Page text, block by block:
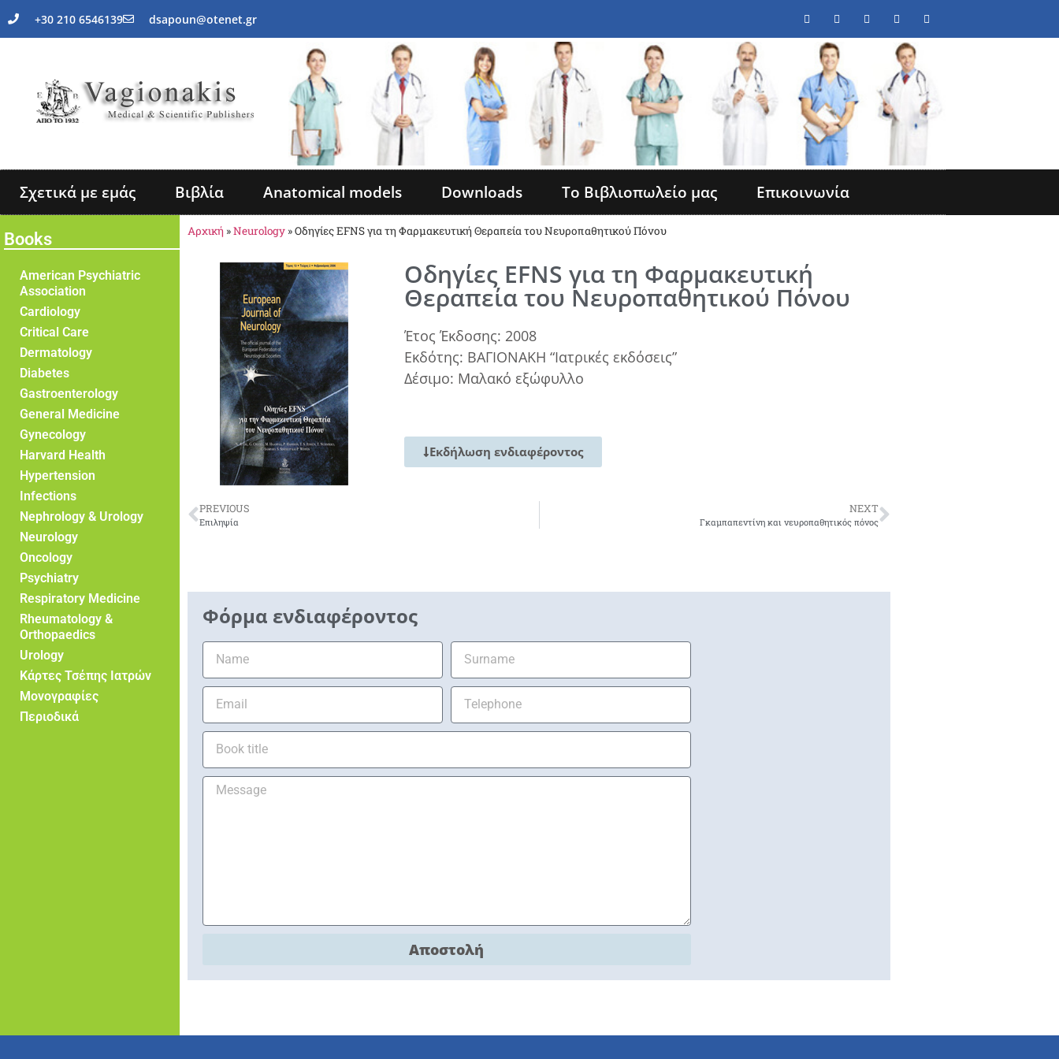
+30 210 6546139 dsapoun@otenet.gr
Σχετικά με εμάς Βιβλία Anatomical models Downloads Το Βιβλιοπωλείο μας Επικοινωνία
Books
American Psychiatric
Association
Cardiology
Critical Care
Dermatology
Diabetes
Gastroenterology
General Medicine
Gynecology
Harvard Health
Hypertension
Infections
Nephrology & Urology
Neurology
Oncology
Psychiatry
Respiratory Medicine
Rheumatology &
Orthopaedics
Urology
Κάρτες Τσέπης Ιατρών
Μονογραφίες
Περιοδικά
Αρχική »Neurology »Οδηγίες EFNS για τη Φαρμακευτική Θεραπεία του Νευροπαθητικού Πόνου
Οδηγίες EFNS για τη Φαρμακευτική
Θεραπεία του Νευροπαθητικού Πόνου
Έτος Έκδοσης: 2008
Εκδότης: ΒΑΓΙΟΝΑΚΗ “Ιατρικές εκδόσεις”
Δέσιμο: Μαλακό εξώφυλλο
Εκδήλωση ενδιαφέροντος
PREVIOUS
Επιληψία
NEXT
Γκαμπαπεντίνη και νευροπαθητικός πόνος
Φόρμα ενδιαφέροντος
Αποστολή